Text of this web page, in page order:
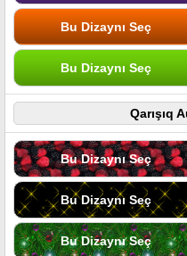
Bu Dizaynı Seç
Bu Dizaynı Seç
Qarışıq
Bu Dizaynı Seç
Bu Dizaynı Seç
Bu Dizaynı Seç